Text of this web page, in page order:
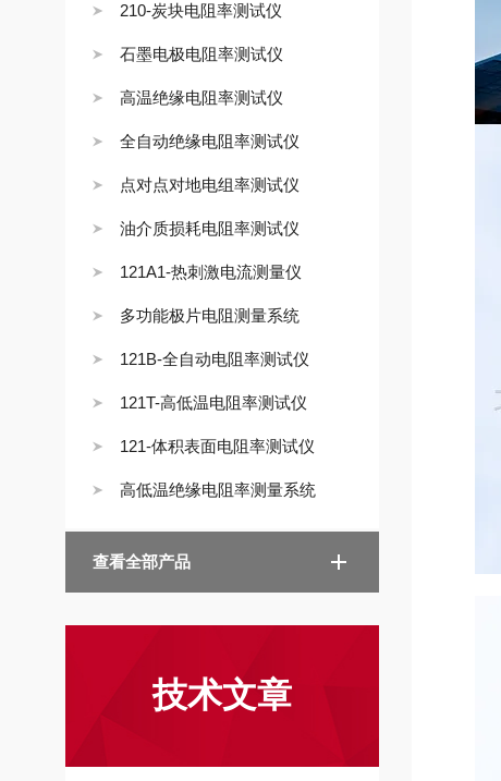
210-炭块电阻率测试仪
石墨电极电阻率测试仪
高温绝缘电阻率测试仪
全自动绝缘电阻率测试仪
点对点对地电组率测试仪
油介质损耗电阻率测试仪
121A1-热刺激电流测量仪
多功能极片电阻测量系统
121B-全自动电阻率测试仪
121T-高低温电阻率测试仪
121-体积表面电阻率测试仪
高低温绝缘电阻率测量系统
查看全部产品
技术文章